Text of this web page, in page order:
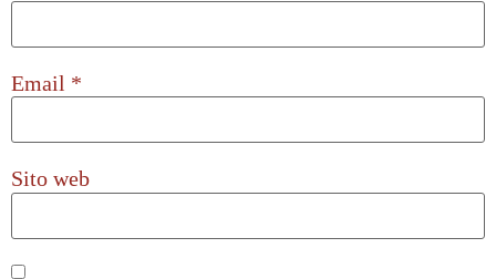
Email *
Sito web